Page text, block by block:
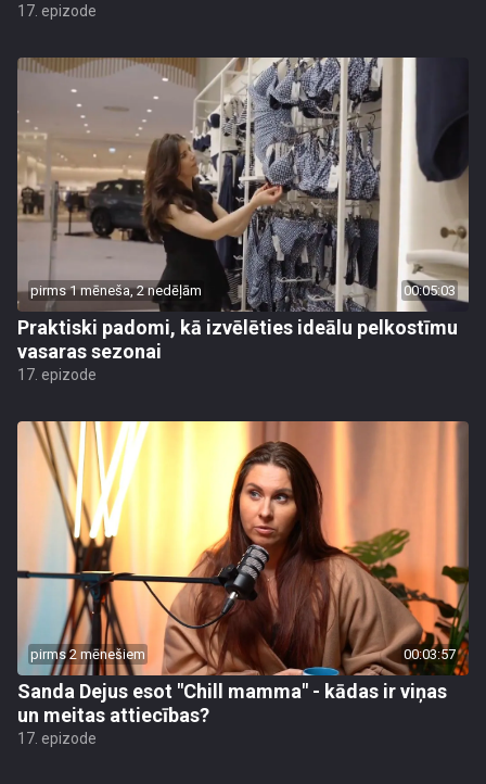
17. epizode
pirms 1 mēneša, 2 nedēļām 00:05:03
Praktiski padomi, kā izvēlēties ideālu pelkostīmu
vasaras sezonai
17. epizode
pirms 2 mēnešiem 00:03:57
Sanda Dejus esot "Chill mamma" - kādas ir viņas
un meitas attiecības?
17. epizode